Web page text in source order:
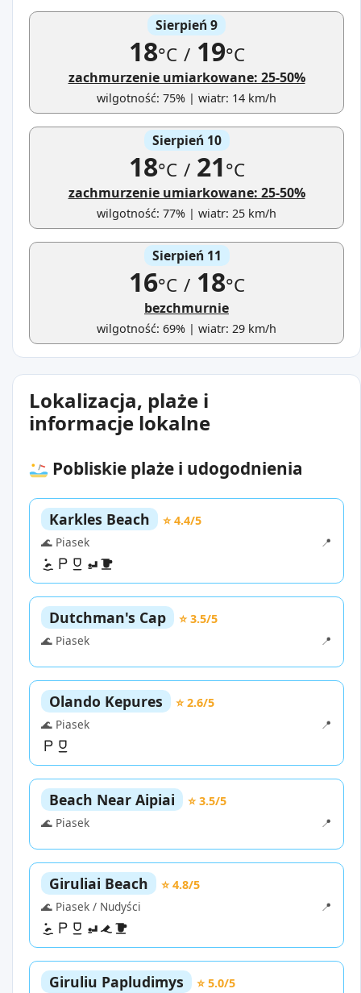
Sierpień 9
18°C /19°C
zachmurzenie umiarkowane: 25-50%
wilgotność: 75% | wiatr: 14 km/h
Sierpień 10
18°C /21°C
zachmurzenie umiarkowane: 25-50%
wilgotność: 77% | wiatr: 25 km/h
Sierpień 11
16°C /18°C
bezchmurnie
wilgotność: 69% | wiatr: 29 km/h
Lokalizacja, plaże i
informacje lokalne
Pobliskie plaże i udogodnienia
Karkles Beach
⭐ 4.4/5
🌊 Piasek
📍
Dutchman's Cap
⭐ 3.5/5
🌊 Piasek
📍
Olando Kepures
⭐ 2.6/5
🌊 Piasek
📍
Beach Near Aipiai
⭐ 3.5/5
🌊 Piasek
📍
Giruliai Beach
⭐ 4.8/5
🌊 Piasek / Nudyści
📍
Giruliu Papludimys
⭐ 5.0/5